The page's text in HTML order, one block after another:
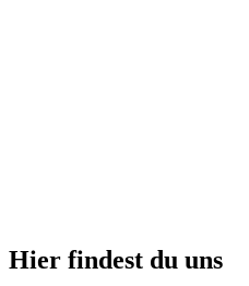
Hier findest du uns